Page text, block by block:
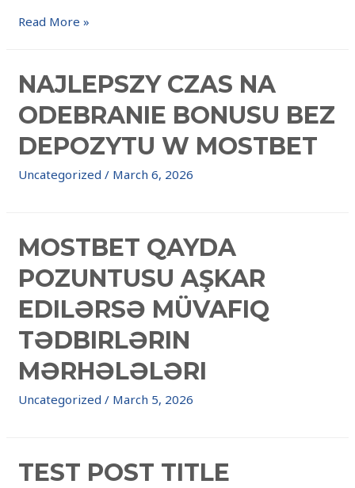
Read More »
NAJLEPSZY CZAS NA
ODEBRANIE BONUSU BEZ
DEPOZYTU W MOSTBET
Uncategorized / March 6, 2026
MOSTBET QAYDA
POZUNTUSU AŞKAR
EDILƏRSƏ MÜVAFIQ
TƏDBIRLƏRIN
MƏRHƏLƏLƏRI
Uncategorized / March 5, 2026
TEST POST TITLE